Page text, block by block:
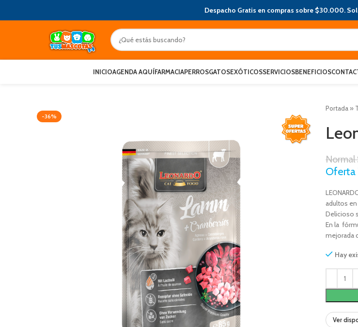
Despacho Gratis en compras sobre $30.000.
INICIOAGENDA AQUÍFARMACIAPERROSGATOSEXÓTICOSSERVICIOSBENEFICIOS
-36%
Portada »
Normal
Oferta
adultos
Delicioso
En la
mejorada
Hay
Ver